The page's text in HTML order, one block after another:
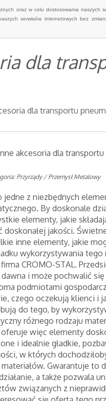
oraz w celu dostosowania naszych
serwisów internetowych bez
dla
dla transportu
akcesoria dla transportu
Przyrządy / Przemysł Metalowy
z niezbędnych
By doskonale
elementy, jakie
jakości.
inne elementy, jakie
wykorzystywania tego
CROMO-STAL.
dawna i może pochwalić się
podmiotami
czego oczekują klienci i
do tego, by
różnego rodzaju
więc elementy
i idealnie gładkie,
w których
Gwarantuje to
a także pozwala
związanych z